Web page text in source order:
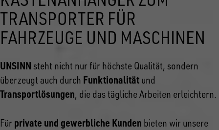
TRANSPORTER FÜR
FAHRZEUGE UND MASCHINEN
UNSINN steht nicht nur für höchste Qualität, sondern
überzeugt auch durch Funktionalität und
Transportlösungen, die das tägliche Arbeiten erleichtern.
Für private und gewerbliche Kunden bieten wir unsere